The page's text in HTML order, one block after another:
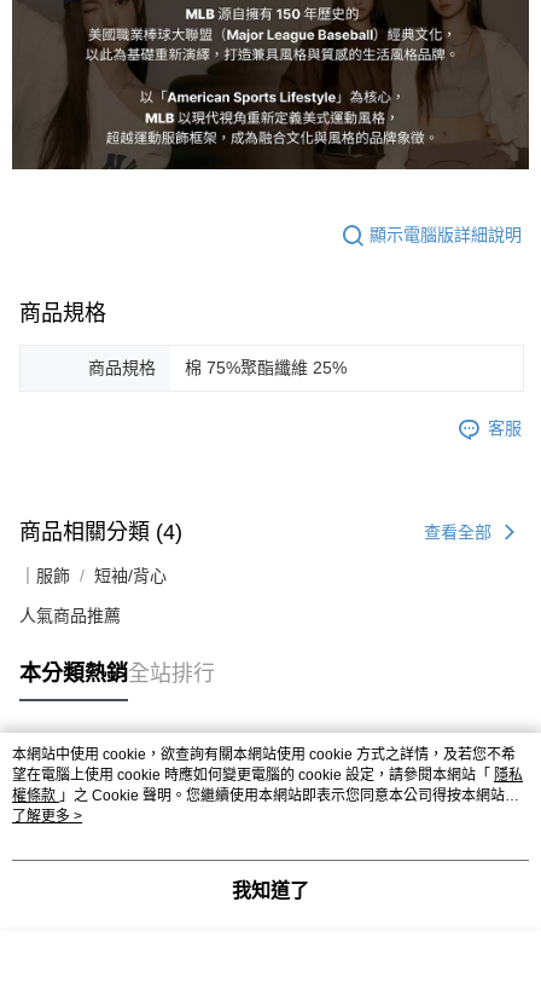
顯示電腦版詳細說明
商品規格
商品規格 棉 75%聚酯纖維 25%
客服
商品相關分類 (4) 查看全部
｜服飾 短袖/背心
人氣商品推薦
本分類熱銷全站排行
熱門標籤
本網站中使用 cookie，欲查詢有關本網站使用 cookie 方式之詳情，及若您不希
望在電腦上使用 cookie 時應如何變更電腦的 cookie 設定，請參閱本網站「 隱私
權條款 」之 Cookie 聲明。您繼續使用本網站即表示您同意本公司得按本網站使
用條款之 Cookie 聲明使用 cookie。
了解更多 >
我知道了